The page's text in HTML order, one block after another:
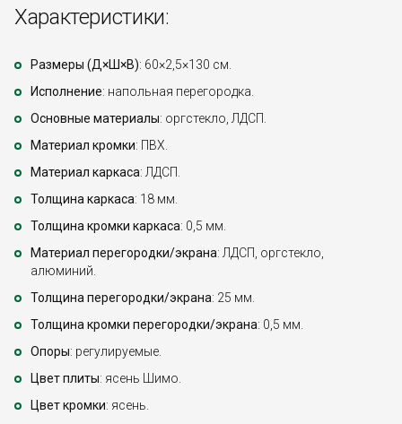
Характеристики:
Размеры (Д×Ш×В): 60×2,5×130 см.
Исполнение: напольная перегородка.
Основные материалы: оргстекло, ЛДСП.
Материал кромки: ПВХ.
Материал каркаса: ЛДСП.
Толщина каркаса: 18 мм.
Толщина кромки каркаса: 0,5 мм.
Материал перегородки/экрана: ЛДСП, оргстекло,
алюминий.
Толщина перегородки/экрана: 25 мм.
Толщина кромки перегородки/экрана: 0,5 мм.
Опоры: регулируемые.
Цвет плиты: ясень Шимо.
Цвет кромки: ясень.